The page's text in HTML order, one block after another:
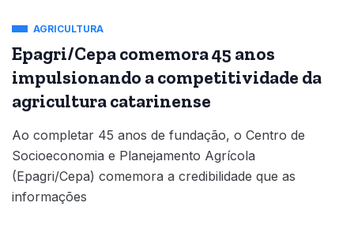
AGRICULTURA
Epagri/Cepa comemora 45 anos
impulsionando a competitividade da
agricultura catarinense
Ao completar 45 anos de fundação, o Centro de
Socioeconomia e Planejamento Agrícola
(Epagri/Cepa) comemora a credibilidade que as
informações